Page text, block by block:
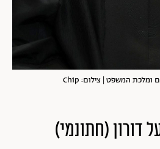
רות ביידר גינסבורג. תחיית המתים ומלכת המשפט | צילום: Chip
דורון (חתונמי)